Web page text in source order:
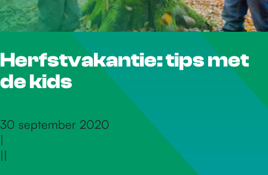
r
d
e
Herfstvakantie: tips met
de kids
30 september 2020
|
||